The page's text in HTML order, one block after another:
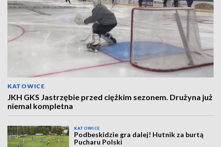
KATOWICE
JKH GKS Jastrzębie przed ciężkim sezonem. Drużyna już
niemal kompletna
KATOWICE
Podbeskidzie gra dalej! Hutnik za burtą
Pucharu Polski